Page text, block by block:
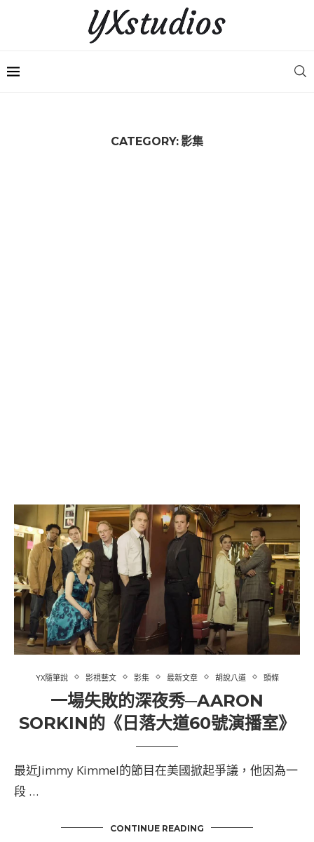
CATEGORY: 影集
YX隨筆說 影視藝文 影集 最新文章 胡說八道 頭條
一場失敗的深夜秀─AARON
SORKIN的《日落大道60號演播室》
最近Jimmy Kimmel的節目在美國掀起爭議，他因為一
段 …
CONTINUE READING